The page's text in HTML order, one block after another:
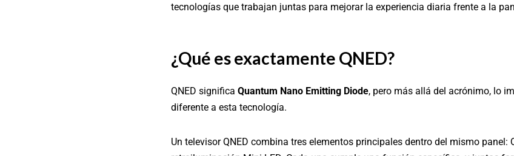
tecnologías que trabajan juntas para mejorar la experiencia diaria frente a la
¿Qué es exactamente QNED?
QNED significa Quantum Nano Emitting Diode, pero más allá del acrónimo, lo
diferente a esta tecnología.
Un televisor QNED combina tres elementos principales dentro del mismo panel: